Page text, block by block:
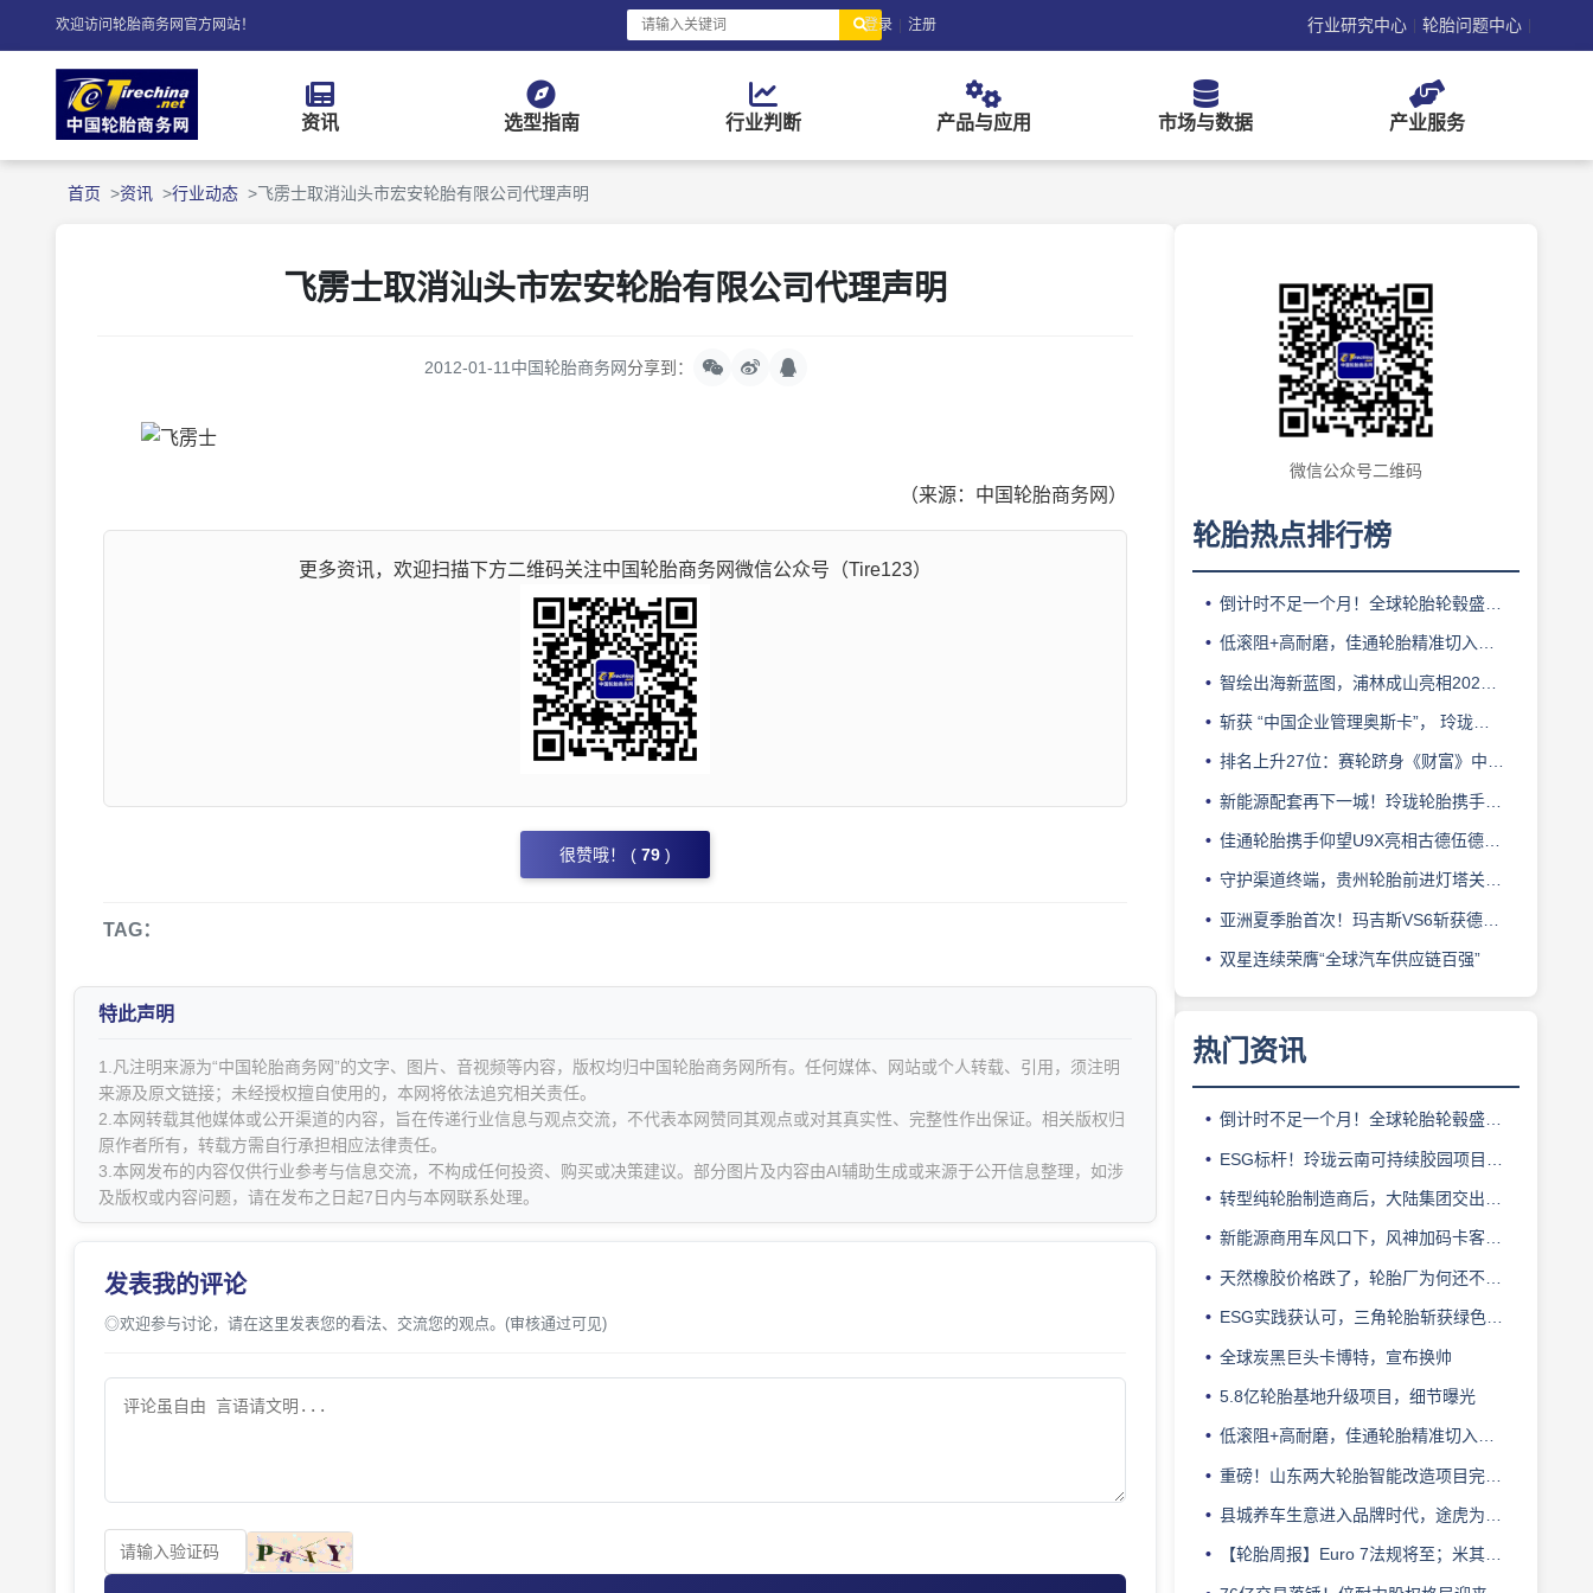
欢迎访问轮胎商务网官方网站！ 登录 | 注册 行业研究中心 | 轮胎问题中心 |
资讯 选型指南 行业判断 产品与应用 市场与数据 产业服务
首页 资讯 行业动态 飞雳士取消汕头市宏安轮胎有限公司代理声明
飞雳士取消汕头市宏安轮胎有限公司代理声明
2012-01-11 中国轮胎商务网分享到：
（来源：中国轮胎商务网）
更多资讯，欢迎扫描下方二维码关注中国轮胎商务网微信公众号（Tire123）
很赞哦！ ( 79 )
TAG：
特此声明
1.凡注明来源为“中国轮胎商务网”的文字、图片、音视频等内容，版权均归中国轮胎商务网所有。任何媒体、网站或个人转载、引用，须注明
来源及原文链接；未经授权擅自使用的，本网将依法追究相关责任。
2.本网转载其他媒体或公开渠道的内容，旨在传递行业信息与观点交流，不代表本网赞同其观点或对其真实性、完整性作出保证。相关版权归
原作者所有，转载方需自行承担相应法律责任。
3.本网发布的内容仅供行业参考与信息交流，不构成任何投资、购买或决策建议。部分图片及内容由AI辅助生成或来源于公开信息整理，如涉
及版权或内容问题，请在发布之日起7日内与本网联系处理。
发表我的评论
◎欢迎参与讨论，请在这里发表您的看法、交流您的观点。(审核通过可见)
微信公众号二维码
轮胎热点排行榜
倒计时不足一个月！全球轮胎轮毂盛会即将登陆上海！
低滚阻+高耐磨，佳通轮胎精准切入新能源轻卡赛道
智绘出海新蓝图，浦林成山亮相2026泰中合作博览会
斩获 “中国企业管理奥斯卡”， 玲珑轮胎蝉联 BMC 大奖
排名上升27位：赛轮跻身《财富》中国500强背后的增长逻辑
新能源配套再下一城！玲珑轮胎携手小鹏L03全球上市
佳通轮胎携手仰望U9X亮相古德伍德，以轮胎科技挑战性能边界
守护渠道终端，贵州轮胎前进灯塔关爱基金驰援长春受灾门店
亚洲夏季胎首次！玛吉斯VS6斩获德国TÜV SÜD高阶认证
双星连续荣膺“全球汽车供应链百强”
热门资讯
倒计时不足一个月！全球轮胎轮毂盛会即将登陆上海！
ESG标杆！玲珑云南可持续胶园项目获评最佳实践
转型纯轮胎制造商后，大陆集团交出亮眼业绩
新能源商用车风口下，风神加码卡客车胎产能
天然橡胶价格跌了，轮胎厂为何还不敢“松口气”？
ESG实践获认可，三角轮胎斩获绿色发展典范企业奖
全球炭黑巨头卡博特，宣布换帅
5.8亿轮胎基地升级项目，细节曝光
低滚阻+高耐磨，佳通轮胎精准切入新能源轻卡赛道
重磅！山东两大轮胎智能改造项目完成备案
县城养车生意进入品牌时代，途虎为何此时加码“万镇万店”？
【轮胎周报】Euro 7法规将至；米其林上半年营收超千亿；倍耐力上半年盈利稳增；龙星炭黑斩获欧洲近万吨订单